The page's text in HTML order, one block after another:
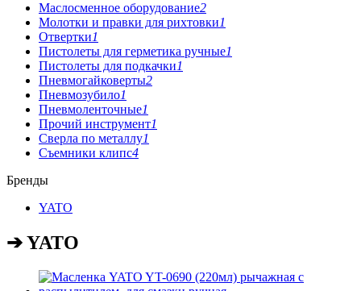
Маслосменное оборудование2
Молотки и правки для рихтовки1
Отвертки1
Пистолеты для герметика ручные1
Пистолеты для подкачки1
Пневмогайковерты2
Пневмозубило1
Пневмоленточные1
Прочий инструмент1
Сверла по металлу1
Съемники клипс4
Бренды
YATO
➔ YATO